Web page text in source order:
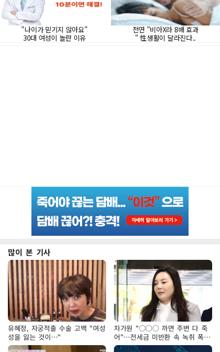
많이 본 기사
유혜정, 자궁적출 수술 고백 "여성
성을 잃는 것이…"
차가원 "○○○ 까면 주변 다 죽
어"…전세금 미반환 속 녹취 폭로
파장